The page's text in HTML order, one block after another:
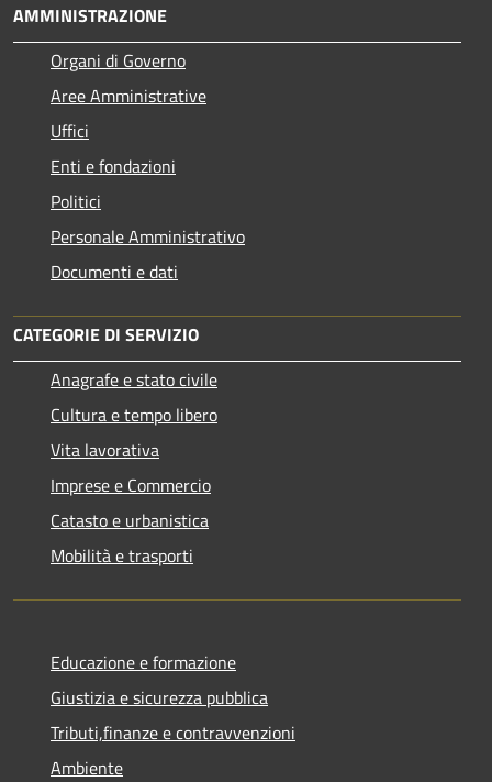
AMMINISTRAZIONE
Organi di Governo
Aree Amministrative
Uffici
Enti e fondazioni
Politici
Personale Amministrativo
Documenti e dati
CATEGORIE DI SERVIZIO
Anagrafe e stato civile
Cultura e tempo libero
Vita lavorativa
Imprese e Commercio
Catasto e urbanistica
Mobilità e trasporti
Educazione e formazione
Giustizia e sicurezza pubblica
Tributi,finanze e contravvenzioni
Ambiente